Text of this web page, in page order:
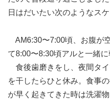
日はだいたい次のようなス
AM6:30〜7:00頃、お腹が
て8:00〜8:30頃アルと一緒に
食後歯磨きをし、夜間タ
を干したらひと休み。食事
が早く起きてきた時は洗濯